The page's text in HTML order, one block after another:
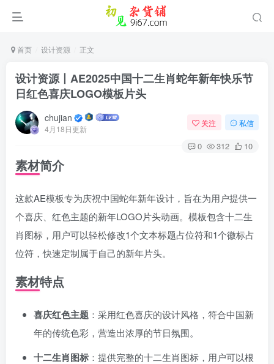
首页 设计资源 正文
设计资源丨AE2025中国十二生肖蛇年新年快乐节
日红色喜庆LOGO模板片头
chujian
4月18日更新
关注 私信
0 312 10
素材简介
这款AE模板专为庆祝中国蛇年新年设计，旨在为用户提供一
个喜庆、红色主题的新年LOGO片头动画。模板包含十二生
肖图标，用户可以轻松修改1个文本标题占位符和1个徽标占
位符，快速定制属于自己的新年片头。
素材特点
喜庆红色主题 ：采用红色喜庆的设计风格，符合中国新
年的传统色彩，营造出浓厚的节日氛围。
十二生肖图标 ：提供完整的十二生肖图标，用户可以根